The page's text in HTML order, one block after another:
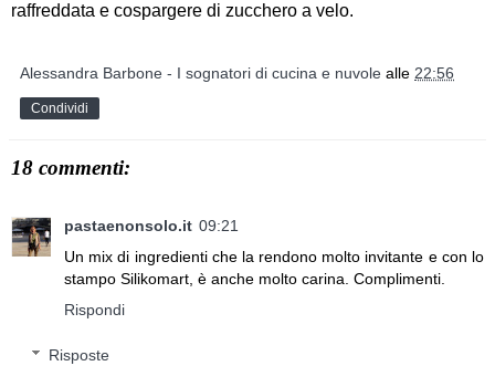
raffreddata e cospargere di zucchero a velo.
Alessandra Barbone - I sognatori di cucina e nuvole alle 22:56
Condividi
18 commenti:
pastaenonsolo.it 09:21
Un mix di ingredienti che la rendono molto invitante e con lo
stampo Silikomart, è anche molto carina. Complimenti.
Rispondi
Risposte